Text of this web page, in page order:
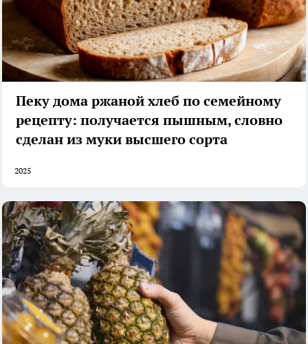
Пеку дома ржаной хлеб по семейному
рецепту: получается пышным, словно
сделан из муки высшего сорта
2025